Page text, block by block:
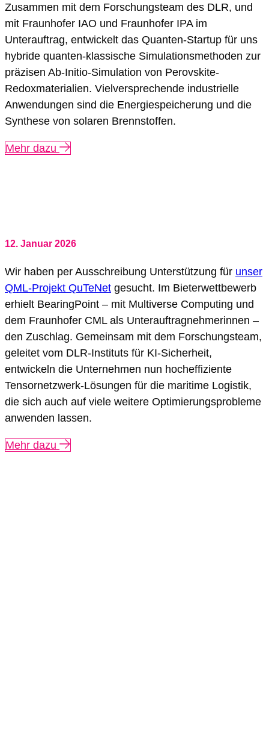
Zusammen mit dem Forschungsteam des DLR, und
mit Fraunhofer IAO und Fraunhofer IPA im
Unterauftrag, entwickelt das Quanten-Startup für uns
hybride quanten-klassische Simulationsmethoden zur
präzisen Ab-Initio-Simulation von Perovskite-
Redoxmaterialien. Vielversprechende industrielle
Anwendungen sind die Energiespeicherung und die
Synthese von solaren Brennstoffen.
Mehr dazu
12. Januar 2026
Wir haben per Ausschreibung Unterstützung für unser
QML-Projekt QuTeNet gesucht. Im Bieterwettbewerb
erhielt BearingPoint – mit Multiverse Computing und
dem Fraunhofer CML als Unterauftragnehmerinnen –
den Zuschlag. Gemeinsam mit dem Forschungsteam,
geleitet vom DLR-Instituts für KI-Sicherheit,
entwickeln die Unternehmen nun hocheffiziente
Tensornetzwerk-Lösungen für die maritime Logistik,
die sich auch auf viele weitere Optimierungsprobleme
anwenden lassen.
Mehr dazu